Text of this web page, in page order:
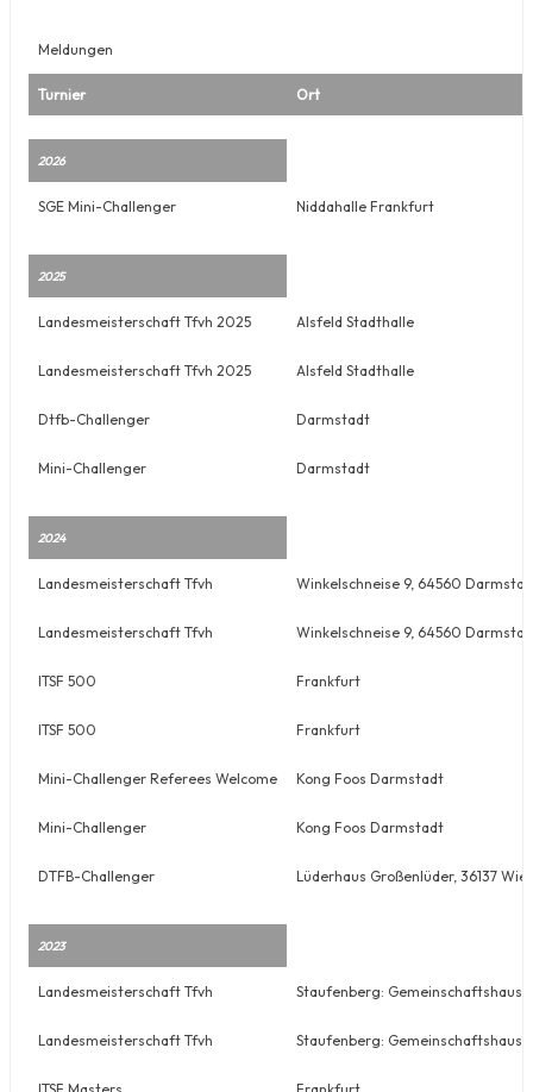
Meldungen
Turnier Ort
2026
SGE Mini-Challenger Niddahalle Frankfurt
2025
Landesmeisterschaft Tfvh 2025 Alsfeld Stadthalle
Landesmeisterschaft Tfvh 2025 Alsfeld Stadthalle
Dtfb-Challenger Darmstadt
Mini-Challenger Darmstadt
2024
Landesmeisterschaft Tfvh Winkelschneise 9, 64560
Landesmeisterschaft Tfvh Winkelschneise 9, 64560
ITSF 500 Frankfurt
ITSF 500 Frankfurt
Mini-Challenger Referees Welcome Kong Foos Darmstadt
Mini-Challenger Kong Foos Darmstadt
DTFB-Challenger Lüderhaus Großenlüder, 36137
2023
Landesmeisterschaft Tfvh Staufenberg: Gemeinschaftshaus
Landesmeisterschaft Tfvh Staufenberg: Gemeinschaftshaus